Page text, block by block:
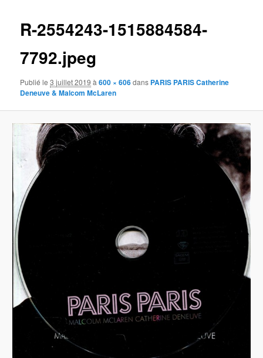
R-2554243-1515884584-
7792.jpeg
Publié le3 juillet 2019 à600 × 606dans PARIS PARIS Catherine
Deneuve & Malcom McLaren